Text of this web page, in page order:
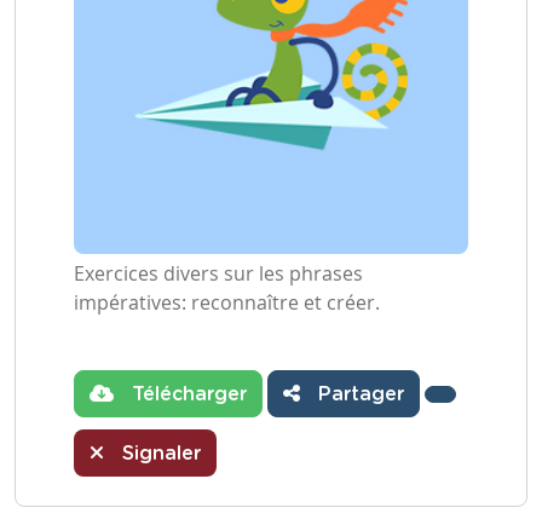
Exercices divers sur les phrases
impératives: reconnaître et créer.
Télécharger Partager
Signaler